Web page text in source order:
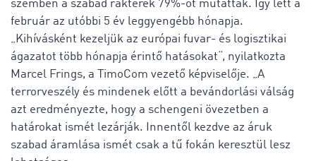
szemben a szabad rakterek 79%-ot mutattak. Így lett a
február az utóbbi 5 év leggyengébb hónapja.
„Kihívásként kezeljük az európai fuvar- és logisztikai
ágazatot több hónapja érintő hatásokat“, nyilatkozta
Marcel Frings, a TimoCom vezető képviselője. „A
terrorveszély és mindenek előtt a bevándorlási válság
azt eredményezte, hogy a schengeni övezetben a
határokat ismét lezárják. Innentől kezdve az áruk
szabad áramlása ismét csak a tű fokán keresztül lesz